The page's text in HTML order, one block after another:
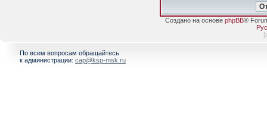
Создано на основе phpBB®
[
По всем вопросам обращайтесь
к администрации: cap@ksp-msk.ru